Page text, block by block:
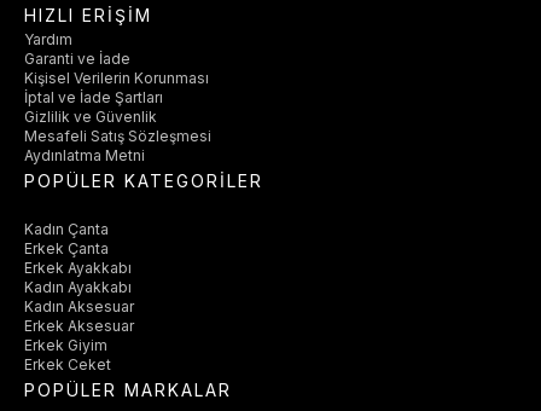
HIZLI ERİŞİM
Yardım
Garanti ve İade
Kişisel Verilerin Korunması
İptal ve İade Şartları
Gizlilik ve Güvenlik
Mesafeli Satış Sözleşmesi
Aydınlatma Metni
POPÜLER KATEGORİLER
Kadın Çanta
Erkek Çanta
Erkek Ayakkabı
Kadın Ayakkabı
Kadın Aksesuar
Erkek Aksesuar
Erkek Giyim
Erkek Ceket
POPÜLER MARKALAR